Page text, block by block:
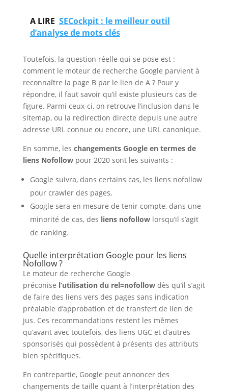
A LIRE SECockpit : le meilleur outil
d’analyse de mots clés
Toutefois, la question réelle qui se pose est :
comment le moteur de recherche Google parvient à
reconnaître la page B par le lien de A ? Pour y
répondre, il faut savoir qu’il existe plusieurs cas de
figure. Parmi ceux-ci, on retrouve l’inclusion dans le
sitemap, ou la redirection directe depuis une autre
adresse URL connue ou encore, une URL canonique.
En somme, les changements Google en termes de
liens Nofollow pour 2020 sont les suivants :
Google suivra, dans certains cas, les liens nofollow
pour crawler des pages,
Google sera en mesure de tenir compte, dans une
minorité de cas, des liens nofollowlorsqu’il s’agit
de ranking.
Quelle interprétation Google pour les liens
Nofollow ?
Le moteur de recherche Google
préconise l’utilisation du rel=nofollowdès qu’il s’agit
de faire des liens vers des pages sans indication
préalable d’approbation et de transfert de lien de
jus. Ces recommandations restent les mêmes
qu’avant avec toutefois, des liens UGC et d’autres
sponsorisés qui possèdent à présents des attributs
bien spécifiques.
En contrepartie, Google peut annoncer des
changements de taille quant à l’interprétation des